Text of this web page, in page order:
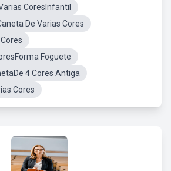
CoresInfantil
De Varias Cores
Foguete
4 Cores Antiga
Cores